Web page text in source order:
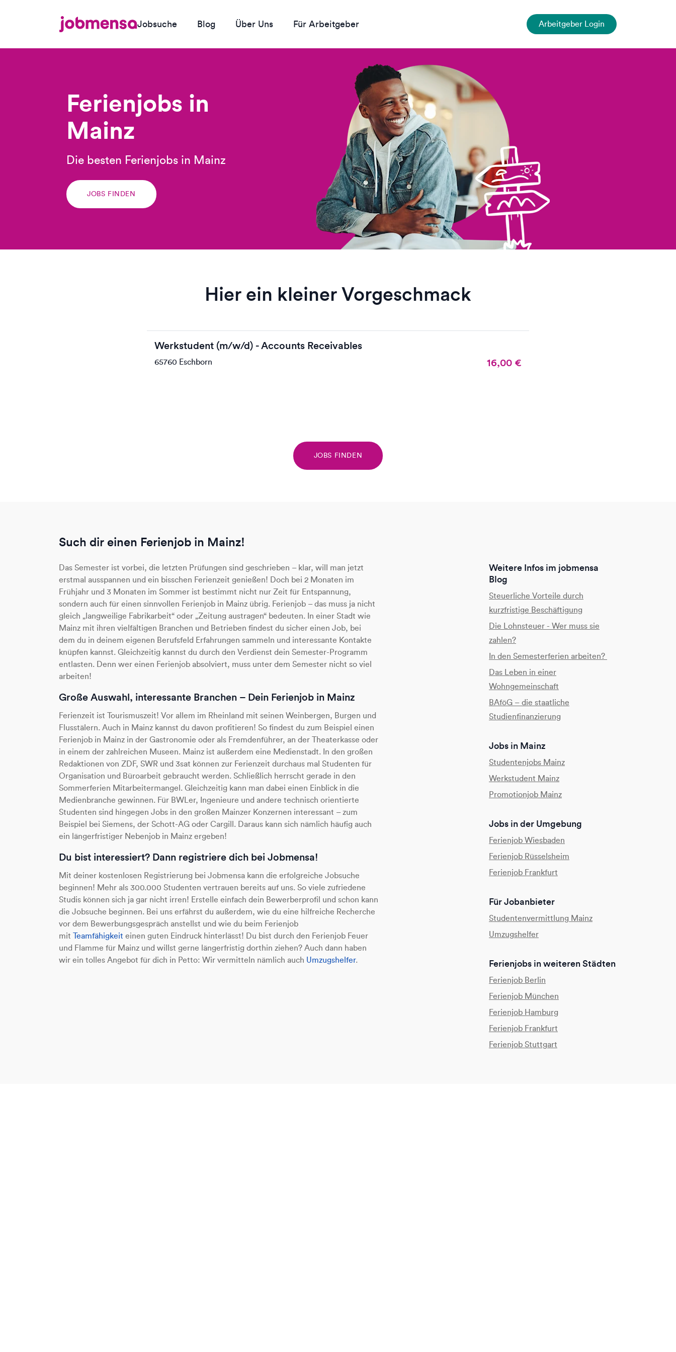
Jobsuche Blog Über Uns Für Arbeitgeber Arbeitgeber Login
Ferienjobs in
Mainz
Die besten Ferienjobs in Mainz
JOBS FINDEN
Hier ein kleiner Vorgeschmack
Werkstudent (m/w/d) - Accounts Receivables
65760 Eschborn 16,00€
JOBS FINDEN
Such dir einen Ferienjob in Mainz!
Das Semester ist vorbei, die letzten Prüfungen sind geschrieben – klar, will man jetzt
erstmal ausspannen und ein bisschen Ferienzeit genießen! Doch bei 2 Monaten im
Frühjahr und 3 Monaten im Sommer ist bestimmt nicht nur Zeit für Entspannung,
sondern auch für einen sinnvollen Ferienjob in Mainz übrig. Ferienjob – das muss ja nicht
gleich „langweilige Fabrikarbeit“ oder „Zeitung austragen“ bedeuten. In einer Stadt wie
Mainz mit ihren vielfältigen Branchen und Betrieben findest du sicher einen Job, bei
dem du in deinem eigenen Berufsfeld Erfahrungen sammeln und interessante Kontakte
knüpfen kannst. Gleichzeitig kannst du durch den Verdienst dein Semester-Programm
entlasten. Denn wer einen Ferienjob absolviert, muss unter dem Semester nicht so viel
arbeiten!
Große Auswahl, interessante Branchen – Dein Ferienjob in Mainz
Ferienzeit ist Tourismuszeit! Vor allem im Rheinland mit seinen Weinbergen, Burgen und
Flusstälern. Auch in Mainz kannst du davon profitieren! So findest du zum Beispiel einen
Ferienjob in Mainz in der Gastronomie oder als Fremdenführer, an der Theaterkasse oder
in einem der zahlreichen Museen. Mainz ist außerdem eine Medienstadt. In den großen
Redaktionen von ZDF, SWR und 3sat können zur Ferienzeit durchaus mal Studenten für
Organisation und Büroarbeit gebraucht werden. Schließlich herrscht gerade in den
Sommerferien Mitarbeitermangel. Gleichzeitig kann man dabei einen Einblick in die
Medienbranche gewinnen. Für BWLer, Ingenieure und andere technisch orientierte
Studenten sind hingegen Jobs in den großen Mainzer Konzernen interessant – zum
Beispiel bei Siemens, der Schott-AG oder Cargill. Daraus kann sich nämlich häufig auch
ein längerfristiger Nebenjob in Mainz ergeben!
Du bist interessiert? Dann registriere dich bei Jobmensa!
Mit deiner kostenlosen Registrierung bei Jobmensa kann die erfolgreiche Jobsuche
beginnen! Mehr als 300.000 Studenten vertrauen bereits auf uns. So viele zufriedene
Studis können sich ja gar nicht irren! Erstelle einfach dein Bewerberprofil und schon kann
die Jobsuche beginnen. Bei uns erfährst du außerdem, wie du eine hilfreiche Recherche
vor dem Bewerbungsgespräch anstellst und wie du beim Ferienjob
mit Teamfähigkeit einen guten Eindruck hinterlässt! Du bist durch den Ferienjob Feuer
und Flamme für Mainz und willst gerne längerfristig dorthin ziehen? Auch dann haben
wir ein tolles Angebot für dich in Petto: Wir vermitteln nämlich auch Umzugshelfer.
Weitere Infos im jobmensa
Blog
Steuerliche Vorteile durch
kurzfristige Beschäftigung
Die Lohnsteuer - Wer muss sie
zahlen?
In den Semesterferien arbeiten?
Das Leben in einer
Wohngemeinschaft
BAföG – die staatliche
Studienfinanzierung
Jobs in Mainz
Studentenjobs Mainz
Werkstudent Mainz
Promotionjob Mainz
Jobs in der Umgebung
Ferienjob Wiesbaden
Ferienjob Rüsselsheim
Ferienjob Frankfurt
Für Jobanbieter
Studentenvermittlung Mainz
Umzugshelfer
Ferienjobs in weiteren Städten
Ferienjob Berlin
Ferienjob München
Ferienjob Hamburg
Ferienjob Frankfurt
Ferienjob Stuttgart